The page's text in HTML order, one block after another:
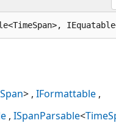
> IFormattable
ISpanParsable<